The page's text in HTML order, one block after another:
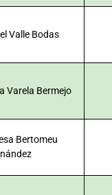
Valle Bodas
Varela Bermejo
Bertomeu